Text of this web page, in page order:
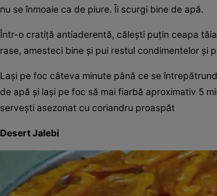
nu se înmoaie ca de piure. Îi scurgi bine de apă.
Într-o cratiță antiaderentă, călești puțin ceapa
rase, amesteci bine și pui restul condimentelor și
Lași pe foc câteva minute până ce se
de apă și lași pe foc să mai fiarbă aproximativ 5
servești asezonat cu coriandru proaspăt
Desert Jalebi